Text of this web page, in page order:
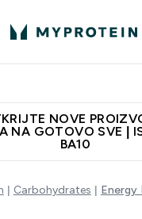
NOVE
NA GOTOVO SVE |
BA10
Carbohydrates Energy